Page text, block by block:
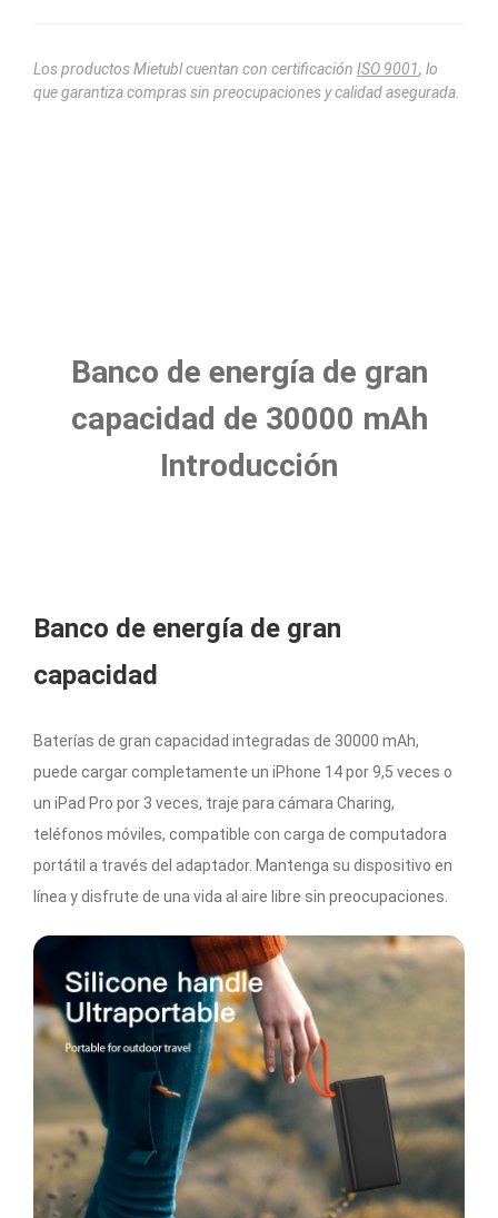
Los productos Mietubl cuentan con certificación ISO 9001, lo
que garantiza compras sin preocupaciones y calidad asegurada.
Banco de energía de gran
capacidad de 30000 mAh
Introducción
Banco de energía de gran
capacidad
Baterías de gran capacidad integradas de 30000 mAh,
puede cargar completamente un iPhone 14 por 9,5 veces o
un iPad Pro por 3 veces, traje para cámara Charing,
teléfonos móviles, compatible con carga de computadora
portátil a través del adaptador. Mantenga su dispositivo en
línea y disfrute de una vida al aire libre sin preocupaciones.